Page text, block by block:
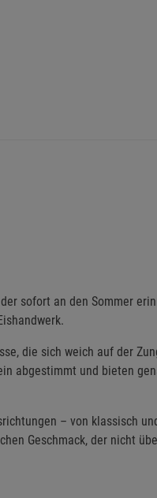
sofort an den Sommer
die sich weich auf der
abgestimmt und bieten
– von klassisch
Geschmack, der nicht